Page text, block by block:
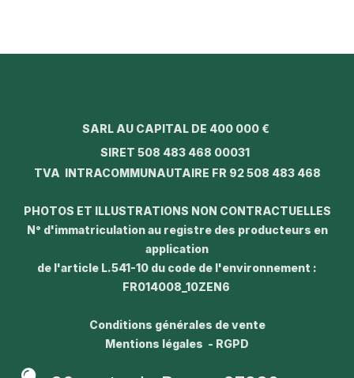
SARL AU CAPITAL DE 400 000 €
SIRET 508 483 468 00031
TVA INTRACOMMUNAUTAIRE FR 92 508 483 468
PHOTOS ET ILLUSTRATIONS NON CONTRACTUELLES
N° d'immatriculation au registre des producteurs en
application
de l'article L.541-10 du code de l'environnement :
FR014008_10ZEN6
Conditions générales de vente
Mentions légales - RGPD